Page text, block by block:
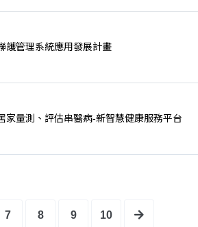
護管理系統應用發展計畫
家量測、評估串醫病-新智慧健康服務平台
7 8 9 10